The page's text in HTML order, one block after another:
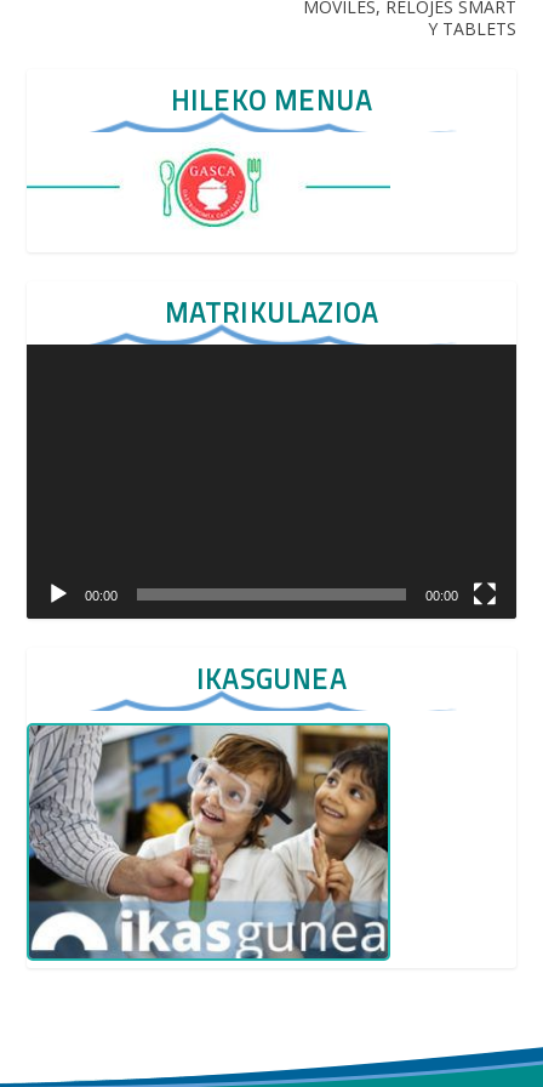
MOVILES, RELOJES SMART
Y TABLETS
HILEKO MENUA
MATRIKULAZIOA
00:00 00:00
IKASGUNEA